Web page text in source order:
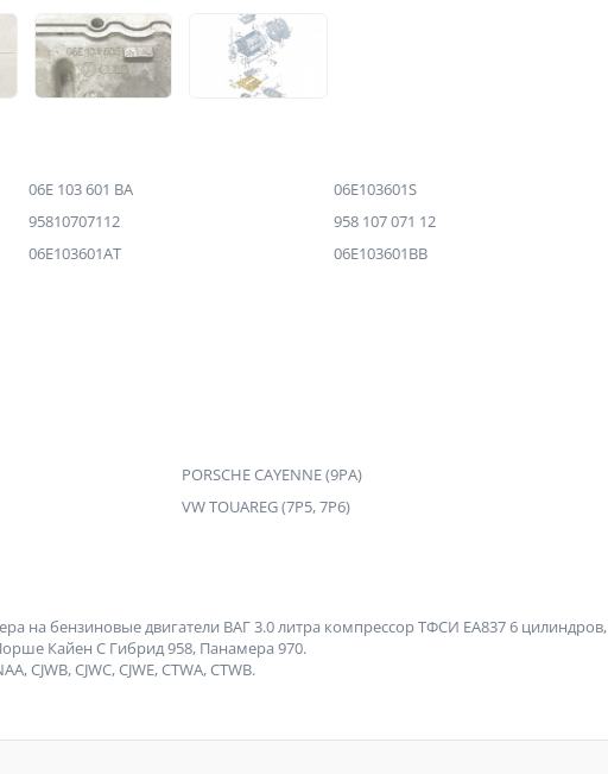
06E 103 601 BA
06E103601S
95810707112
958 107 071 12
06E103601AT
06E103601BB
PORSCHE CAYENNE (9PA)
VW TOUAREG (7P5, 7P6)
на бензиновые двигатели ВАГ 3.0 литра компрессор ТФСИ EA837 6 цилиндров,
Кайен С Гибрид 958, Панамера 970.
CJWB, CJWC, CJWE, CTWA, CTWB.